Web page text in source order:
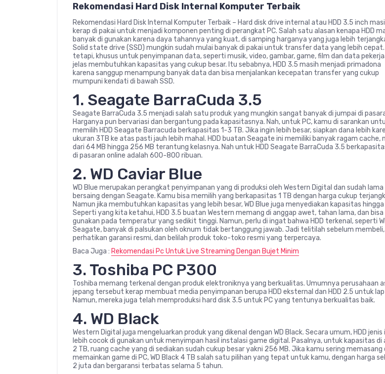
Rekomendasi Hard Disk Internal Komputer Terbaik
Rekomendasi Hard Disk Internal Komputer Terbaik – Hard disk drive internal atau HDD 3.5 inch
kerap di pakai untuk menjadi komponen penting di perangkat PC. Salah satu alasan kenapa HDD
banyak di gunakan karena daya tahannya yang kuat, di samping harganya yang juga lebih
Solid state drive (SSD) mungkin sudah mulai banyak di pakai untuk transfer data yang lebih cepat.
tetapi, khusus untuk penyimpanan data, seperti musik, video, gambar, game, film dan data
jelas membutuhkan kapasitas yang cukup besar. Itu sebabnya, HDD 3.5 masih menjadi primadona
karena sanggup menampung banyak data dan bisa menjalankan kecepatan transfer yang cukup
mumpuni kendati di bawah SSD.
1. Seagate BarraCuda 3.5
Seagate BarraCuda 3.5 menjadi salah satu produk yang mungkin sangat banyak di jumpai di
Harganya pun bervariasi dan bergantung pada kapasitasnya. Nah, untuk PC, kamu di sarankan
memilih HDD Seagate Barracuda berkapasitas 1-3 TB. Jika ingin lebih besar, siapkan dana lebih
ukuran 3TB ke atas pasti jauh lebih mahal. HDD buatan Seagate ini memiliki banyak ragam cache,
dari 64 MB hingga 256 MB terantung kelasnya. Nah untuk HDD Seagate BarraCuda 3.5
di pasaran online adalah 600-800 ribuan.
2. WD Caviar Blue
WD Blue merupakan perangkat penyimpanan yang di produksi oleh Western Digital dan sudah lama
bersaing dengan Seagate. Kamu bisa memilih yang berkapasitas 1 TB dengan harga cukup
Namun jika membutuhkan kapasitas yang lebih besar, WD Blue juga menyediakan kapasitas hingga
Seperti yang kita ketahui, HDD 3.5 buatan Western memang di anggap awet, tahan lama, dan bisa
gunakan pada temperatur yang sedikit tinggi. Namun, perlu di ingat bahwa HDD terkenal, seperti
Seagate, banyak di palsukan oleh oknum tidak bertanggung jawab. Jadi telitilah sebelum membeli,
perhatikan garansi resmi, dan belilah produk toko-toko resmi yang terpercaya.
Baca Juga : Rekomendasi Pc Untuk Live Streaming Dengan Bujet Minim
3. Toshiba PC P300
Toshiba memang terkenal dengan produk elektroniknya yang berkualitas. Umumnya perusahaan
jepang tersebut kerap membuat media penyimpanan berupa HDD eksternal dan HDD 2.5 untuk
Namun, mereka juga telah memproduksi hard disk 3.5 untuk PC yang tentunya berkualitas baik.
4. WD Black
Western Digital juga mengeluarkan produk yang dikenal dengan WD Black. Secara umum, HDD jenis
lebih cocok di gunakan untuk menyimpan hasil instalasi game digital. Pasalnya, untuk kapasitas di
2 TB, ruang cache yang di sediakan sudah cukup besar yakni 256 MB. Jika kamu sering memasang
memainkan game di PC, WD Black 4 TB salah satu pilihan yang tepat untuk kamu, dengan harga
2 juta dan bergaransi terbatas selama 5 tahun.